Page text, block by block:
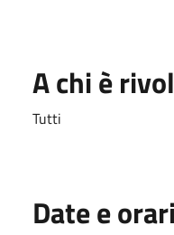
A chi è
Tutti
Date e orari